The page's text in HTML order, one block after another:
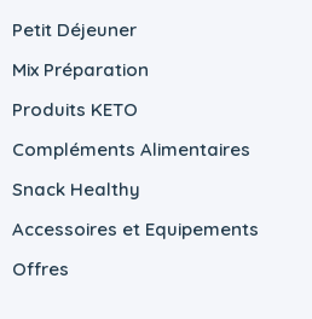
Petit Déjeuner
Mix Préparation
Produits KETO
Compléments Alimentaires
Snack Healthy
Accessoires et Equipements
Offres